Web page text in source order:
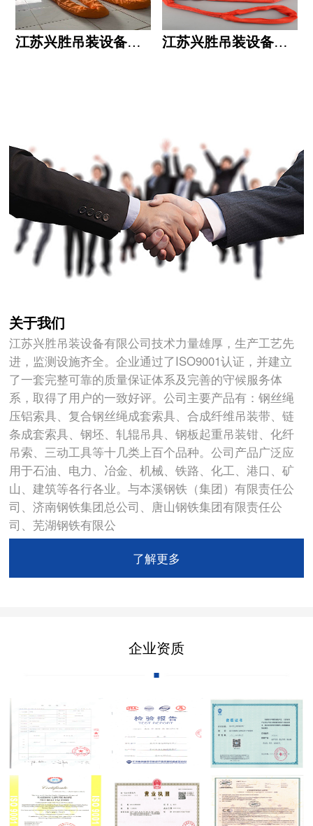
江苏兴胜吊装设备有限公司五大透明 江苏兴胜吊装设备有限公司运作模式
关于我们
江苏兴胜吊装设备有限公司技术力量雄厚，生产工艺先
进，监测设施齐全。企业通过了ISO9001认证，并建立
了一套完整可靠的质量保证体系及完善的守候服务体
系，取得了用户的一致好评。公司主要产品有：钢丝绳
压铝索具、复合钢丝绳成套索具、合成纤维吊装带、链
条成套索具、钢坯、轧辊吊具、钢板起重吊装钳、化纤
吊索、三动工具等十几类上百个品种。公司产品广泛应
用于石油、电力、冶金、机械、铁路、化工、港口、矿
山、建筑等各行各业。与本溪钢铁（集团）有限责任公
司、济南钢铁集团总公司、唐山钢铁集团有限责任公
司、芜湖钢铁有限公
了解更多
企业资质